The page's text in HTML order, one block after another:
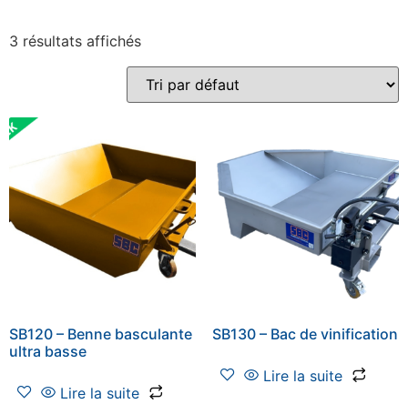
3 résultats affichés
SB120 – Benne basculante
ultra basse
Lire la suite
SB130 – Bac de vinification
Lire la suite